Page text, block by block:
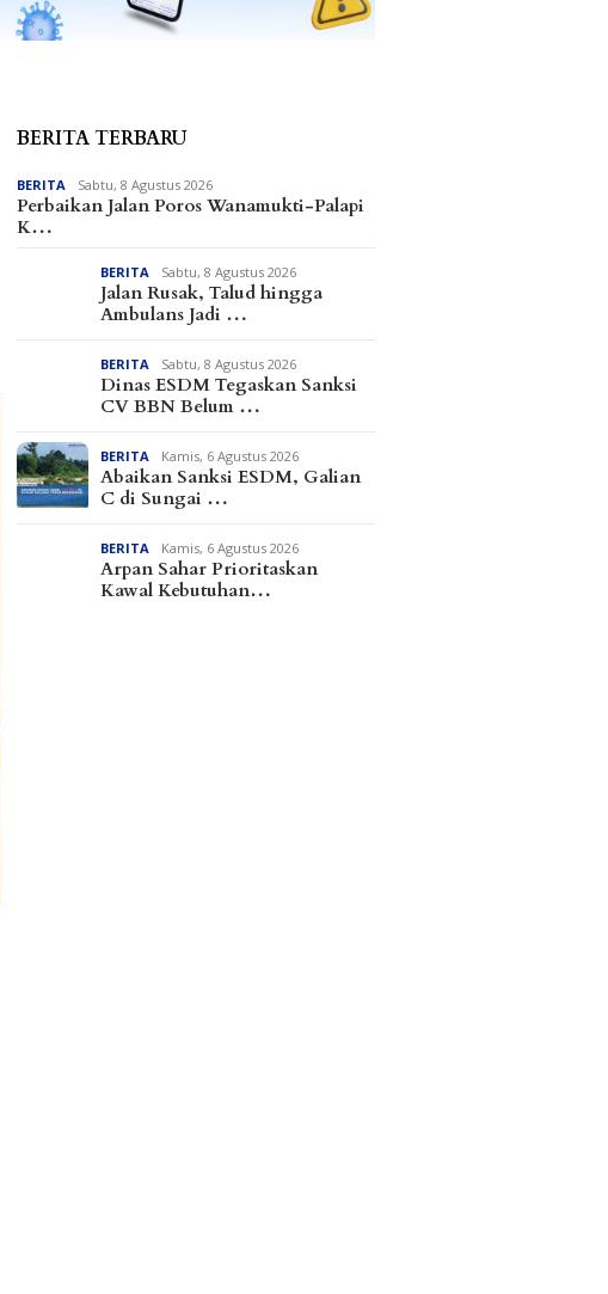
BERITA TERBARU
BERITA Sabtu, 8 Agustus 2026
Perbaikan Jalan Poros Wanamukti-Palapi
K…
BERITA Sabtu, 8 Agustus 2026
Jalan Rusak, Talud hingga
Ambulans Jadi …
BERITA Sabtu, 8 Agustus 2026
Dinas ESDM Tegaskan Sanksi
CV BBN Belum …
BERITA Kamis, 6 Agustus 2026
Abaikan Sanksi ESDM, Galian
C di Sungai …
BERITA Kamis, 6 Agustus 2026
Arpan Sahar Prioritaskan
Kawal Kebutuhan…